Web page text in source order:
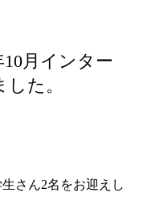
10月インター
た。
さん2名をお迎えし